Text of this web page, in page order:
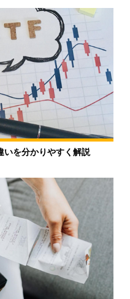
いを分かりやすく解説